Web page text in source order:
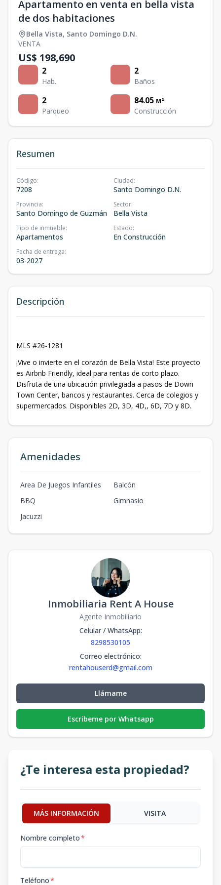
Apartamento en venta en bella vista
de dos habitaciones
Bella Vista, Santo Domingo D.N.
VENTA
US$ 198,690
2
Hab.
2
Baños
2
Parqueo
84.05 M²
Construcción
Resumen
Código:
7208
Ciudad:
Santo Domingo D.N.
Provincia:
Santo Domingo de Guzmán
Sector:
Bella Vista
Tipo de inmueble:
Apartamentos
Estado:
En Construcción
Fecha de entrega:
03-2027
Descripción
MLS #26-1281
¡Vive o invierte en el corazón de Bella Vista! Este proyecto
es Airbnb Friendly, ideal para rentas de corto plazo.
Disfruta de una ubicación privilegiada a pasos de Down
Town Center, bancos y restaurantes. Cerca de colegios y
supermercados. Disponibles 2D, 3D, 4D,, 6D, 7D y 8D.
Amenidades
Area De Juegos Infantiles
Balcón
BBQ
Gimnasio
Jacuzzi
Inmobiliaria Rent A House
Agente Inmobiliario
Celular / WhatsApp:
8298530105
Correo electrónico:
rentahouserd@gmail.com
Llámame
Escribeme por Whatsapp
¿Te interesa esta propiedad?
MÁS INFORMACIÓN VISITA
Nombre completo*
Teléfono*